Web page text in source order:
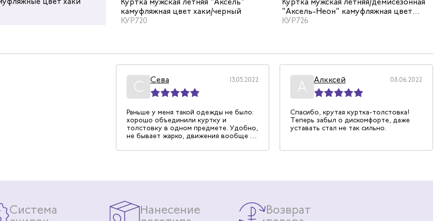
камуфляжный цвет хаки/черный
ЖИЛ730
КУР720
зеленый/черный
камуфляжная цвет хаки/черный
КУР720
"Аксель-Неон" камуфляжная цвет
хаки/синий
КУР726
С Сева 13.05.2022
Раньше у меня такой одежды не было:
хорошо объединили куртку и
толстовку в одном предмете. Удобно,
не бывает жарко, движения вообще не
локти, манжеты можно быстро
А Алкксей 08.06.2022
Спасибо, крутая куртка-толстовка!
Теперь забыл о дискомфорте, даже
уставать стал не так сильно.
Система Нанесение Возврат